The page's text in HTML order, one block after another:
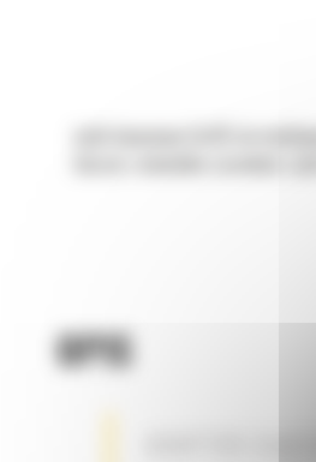
Łyżki bananowe Cat® do
OPIS